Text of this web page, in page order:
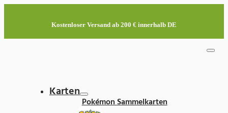
Kostenloser Versand ab 200 € innerhalb DE
Karten
Pokémon Sammelkarten